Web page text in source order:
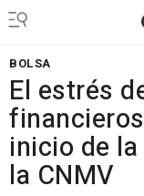
BOLSA
El estrés
inicio de
la CNMV